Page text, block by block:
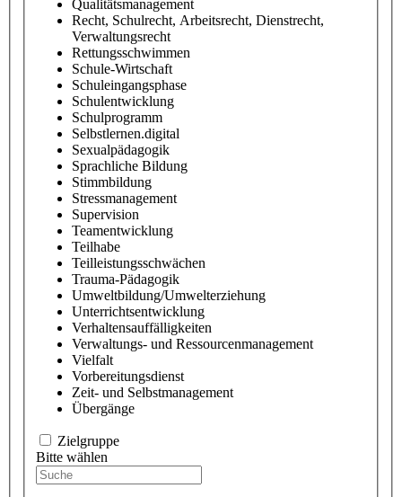
Qualitätsmanagement
Recht, Schulrecht, Arbeitsrecht, Dienstrecht,
Verwaltungsrecht
Rettungsschwimmen
Schule-Wirtschaft
Schuleingangsphase
Schulentwicklung
Schulprogramm
Selbstlernen.digital
Sexualpädagogik
Sprachliche Bildung
Stimmbildung
Stressmanagement
Supervision
Teamentwicklung
Teilhabe
Teilleistungsschwächen
Trauma-Pädagogik
Umweltbildung/Umwelterziehung
Unterrichtsentwicklung
Verhaltensauffälligkeiten
Verwaltungs- und Ressourcenmanagement
Vielfalt
Vorbereitungsdienst
Zeit- und Selbstmanagement
Übergänge
Zielgruppe
Bitte wählen